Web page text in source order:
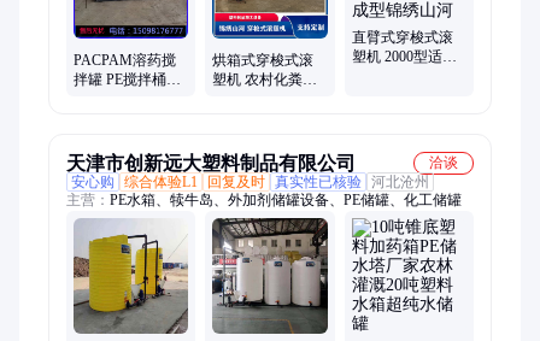
PACPAM溶药搅
拌罐 PE搅拌桶三
烘箱式穿梭式滚
塑机 农村化粪池
直臂式穿梭式滚
塑机 2000型适用
天津市创新远大塑料制品有限公司
洽谈
安心购
综合体验L1 回复及时 真实性已核验 河北沧州
主营： PE水箱、犊牛岛、外加剂储罐设备、PE储罐、化工储罐